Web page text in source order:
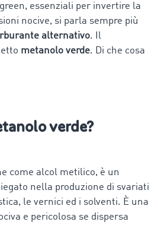
essenziali per invertire la
nocive, si parla sempre più
alternativo. Il
metanolo verde. Di che cosa
verde?
come alcol metilico, è un
nella produzione di svariati
le vernici ed i solventi. È una
e pericolosa se dispersa